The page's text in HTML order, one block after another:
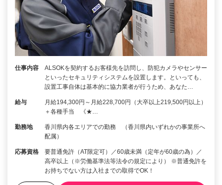
仕事内容
ALSOKを契約するお客様先を訪問し、防犯カメラやセンサー
といったセキュリティシステムを設置します。といっても、
設置工事自体は基本的に協力業者が行うため、あなた…
給与
月給194,300円～月給228,700円（大卒以上219,500円以上）
＋各種手当 《★…
勤務地
香川県内各エリアでの勤務 （香川県内いずれかの事業所へ
配属）
応募資格
要普通免許（AT限定可）／60歳未満（定年が60歳の為）／
高卒以上（※労働基準法等法令の規定により） ※普通免許を
お持ちでない方は入社までの取得でOK！